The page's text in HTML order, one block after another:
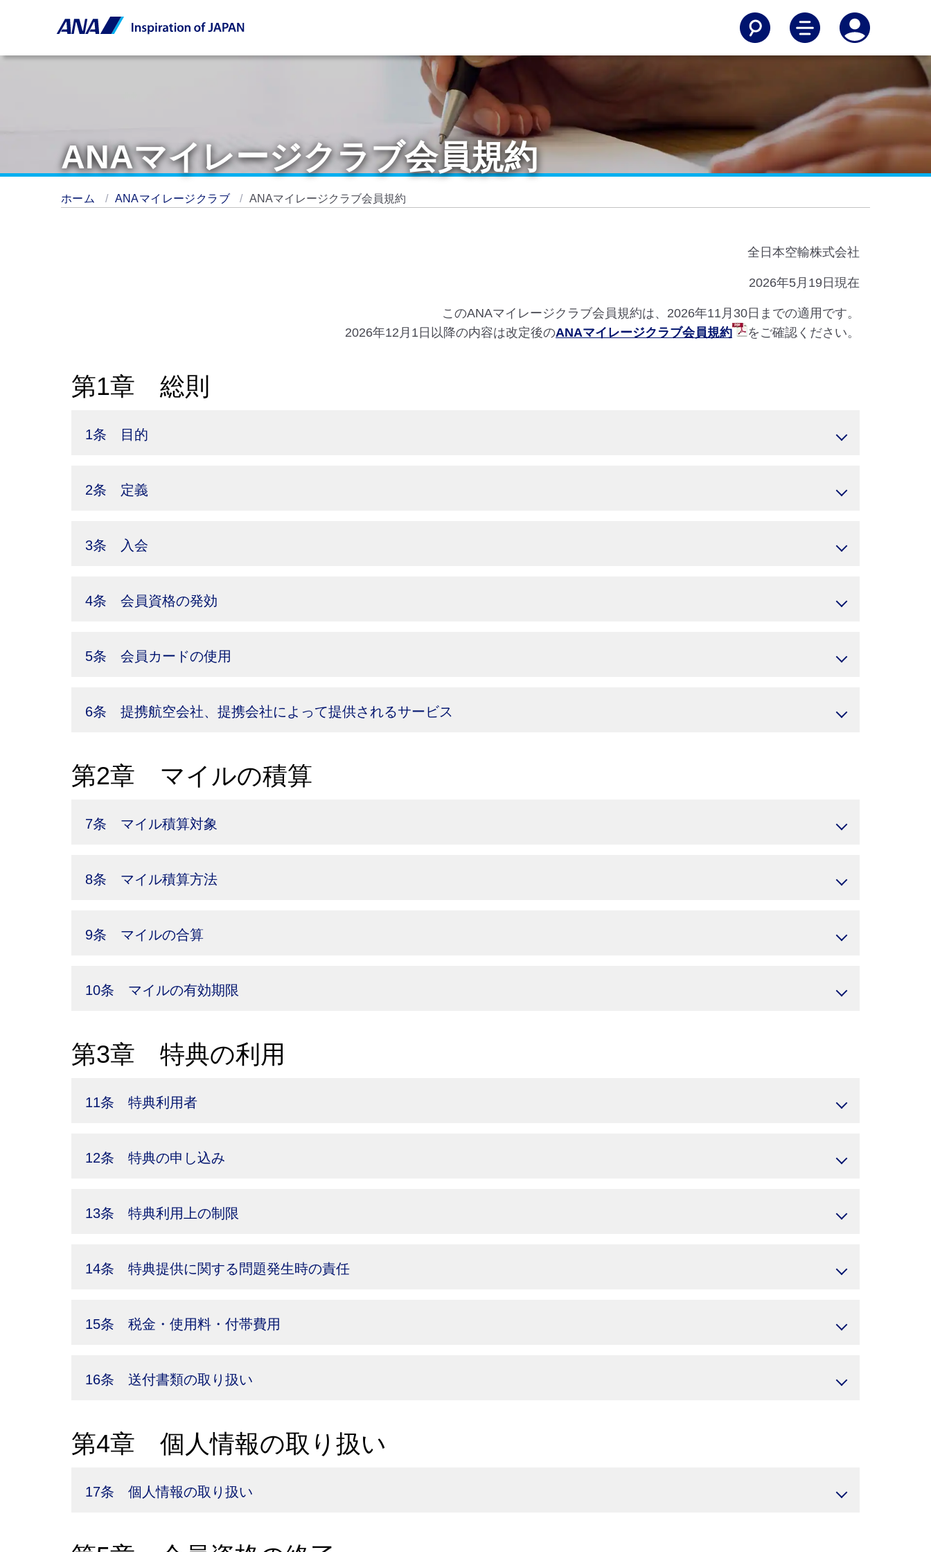
ANAマイレージクラブ会員規約
ホーム ANAマイレージクラブ ANAマイレージクラブ会員規約
全日本空輸株式会社
2026年5月19日現在
このANAマイレージクラブ会員規約は、2026年11月30日までの適用です。
2026年12月1日以降の内容は改定後のANAマイレージクラブ会員規約 をご確認ください。
第1章 総則
1条 目的
2条 定義
3条 入会
4条 会員資格の発効
5条 会員カードの使用
6条 提携航空会社、提携会社によって提供されるサービス
第2章 マイルの積算
7条 マイル積算対象
8条 マイル積算方法
9条 マイルの合算
10条 マイルの有効期限
第3章 特典の利用
11条 特典利用者
12条 特典の申し込み
13条 特典利用上の制限
14条 特典提供に関する問題発生時の責任
15条 税金・使用料・付帯費用
16条 送付書類の取り扱い
第4章 個人情報の取り扱い
17条 個人情報の取り扱い